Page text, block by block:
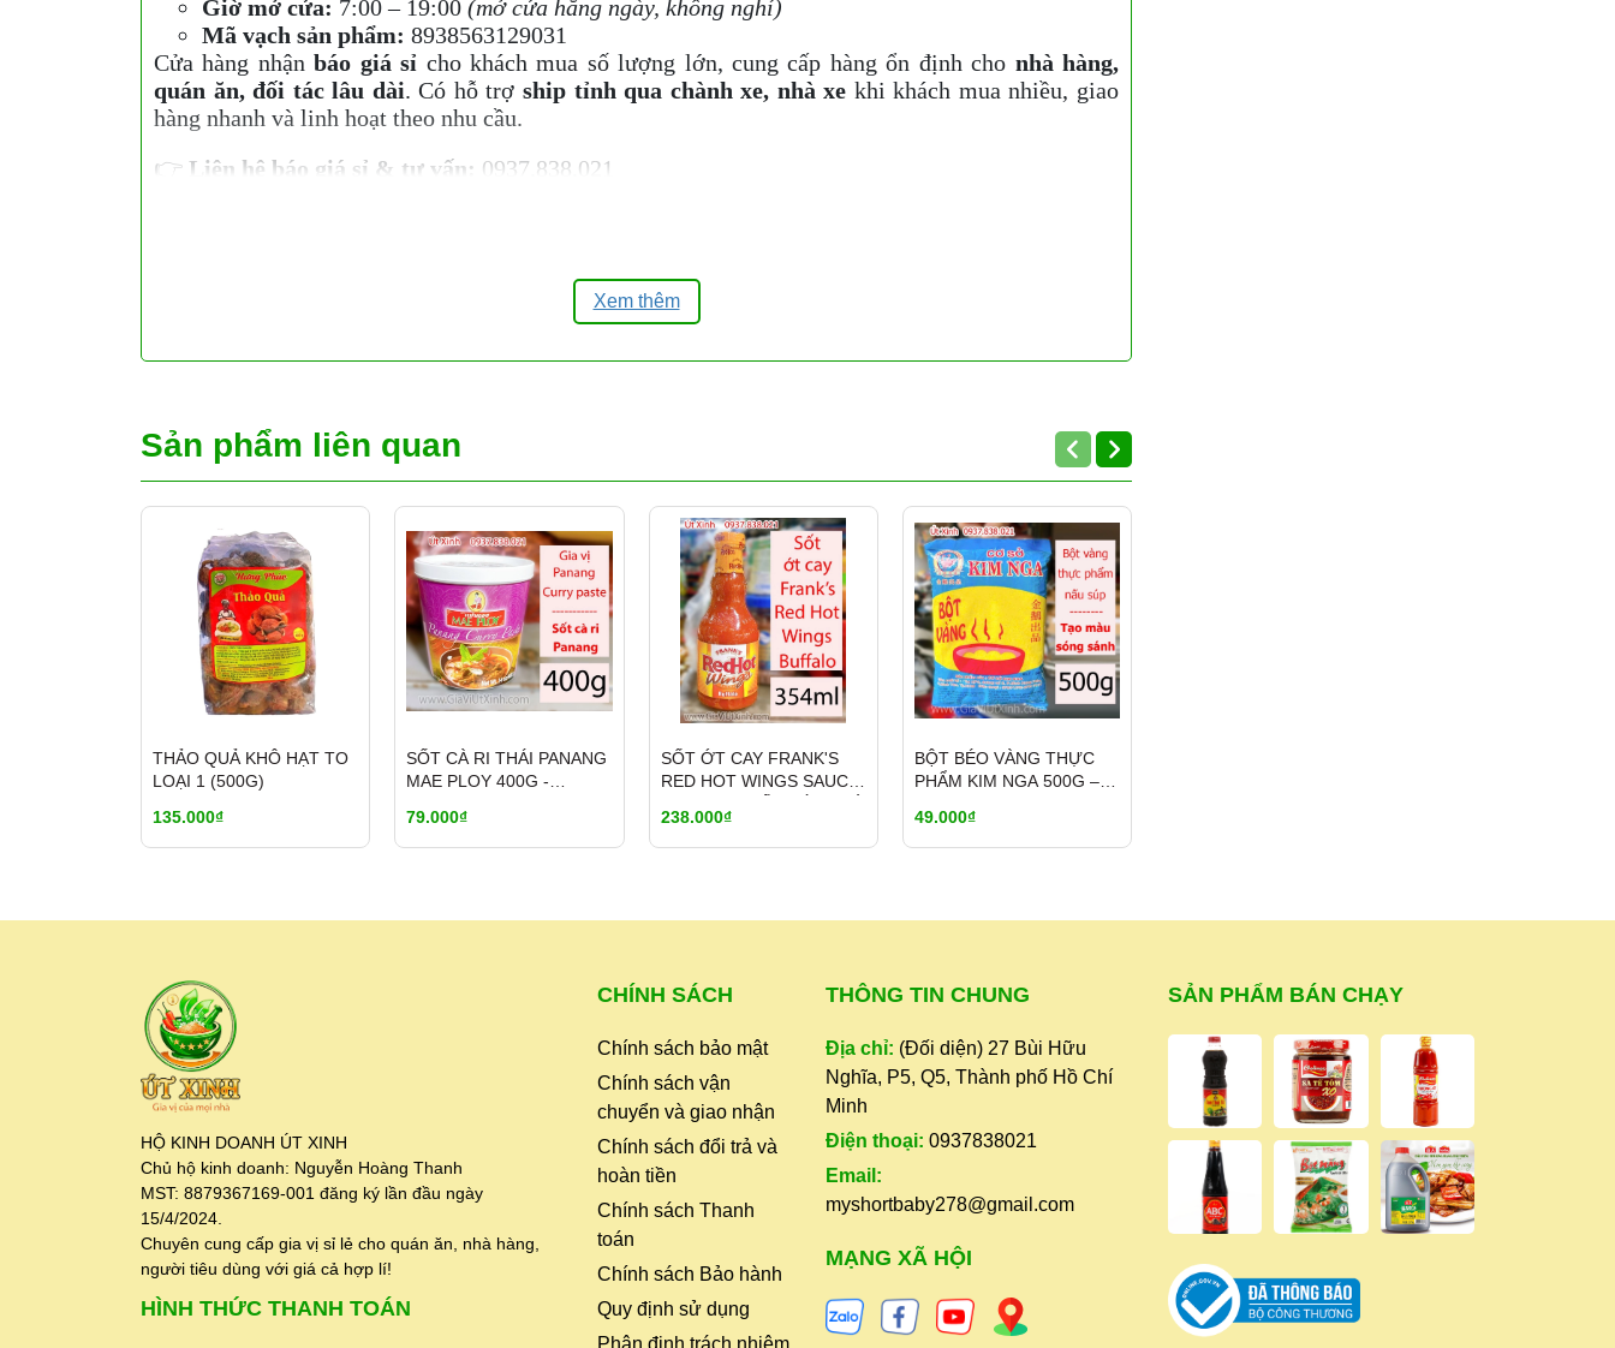
Giờ mở cửa: 7:00 – 19:00 (mở cửa hằng ngày, không nghỉ)
Mã vạch sản phẩm: 8938563129031
Cửa hàng nhậnbáo giá sỉ cho khách mua số lượng lớn, cung cấp hàng ổn định cho nhà hàng,
quán ăn, đối tác lâu dài. Có hỗ trợ ship tỉnh qua chành xe, nhà xe khi khách mua nhiều, giao
hàng nhanh và linh hoạt theo nhu cầu.
👉 Liên hệ báo giá sỉ & tư vấn: 0937.838.021
Xem thêm
Sản phẩm liên quan
THẢO QUẢ KHÔ HẠT TO
LOẠI 1 (500G)
135.000₫
SỐT CÀ RI THÁI PANANG
MAE PLOY 400G -
79.000₫
SỐT ỚT CAY FRANK'S
RED HOT WINGS SAUCE
354ML
238.000₫
BỘT BÉO VÀNG THỰC
PHẨM KIM NGA 500G –
POWDER – GIA VỊ TẠO
MÀU VÀNG CHO SÚP,
49.000₫
HỘ KINH DOANH ÚT XINH
Chủ hộ kinh doanh: Nguyễn Hoàng Thanh
MST: 8879367169-001 đăng ký lần đầu ngày
15/4/2024.
Chuyên cung cấp gia vị sỉ lẻ cho quán ăn, nhà hàng,
người tiêu dùng với giá cả hợp lí!
HÌNH THỨC THANH TOÁN
CHÍNH SÁCH
Chính sách bảo mật
Chính sách vận
chuyển và giao nhận
Chính sách đổi trả và
hoàn tiền
Chính sách Thanh
toán
Chính sách Bảo hành
Quy định sử dụng
Phân định trách nhiệm
THÔNG TIN CHUNG
Địa chỉ: (Đối diện) 27 Bùi Hữu
Nghĩa, P5, Q5, Thành phố Hồ Chí
Minh
Điện thoại: 0937838021
Email:
myshortbaby278@gmail.com
MẠNG XÃ HỘI
SẢN PHẨM BÁN CHẠY